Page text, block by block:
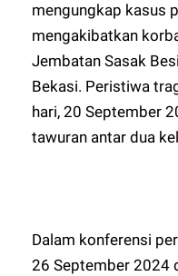
mengungkap kasus
mengakibatkan
Jembatan Sasak
Bekasi. Peristiwa
hari, 20 September
tawuran antar dua
Dalam konferensi
26 September 2024